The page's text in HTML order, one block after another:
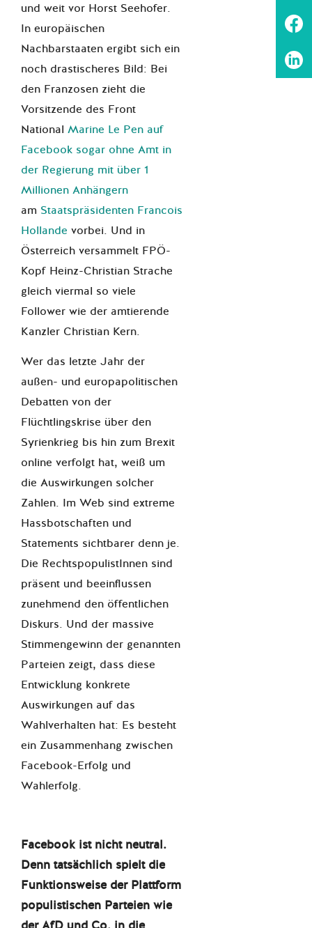
und weit vor Horst Seehofer.
In europäischen
Nachbarstaaten ergibt sich ein
noch drastischeres Bild: Bei
den Franzosen zieht die
Vorsitzende des Front
National Marine Le Pen auf
Facebook sogar ohne Amt in
der Regierung mit über 1
Millionen Anhängern
am Staatspräsidenten Francois
Hollande vorbei. Und in
Österreich versammelt FPÖ-
Kopf Heinz-Christian Strache
gleich viermal so viele
Follower wie der amtierende
Kanzler Christian Kern.
Wer das letzte Jahr der
außen- und europapolitischen
Debatten von der
Flüchtlingskrise über den
Syrienkrieg bis hin zum Brexit
online verfolgt hat, weiß um
die Auswirkungen solcher
Zahlen. Im Web sind extreme
Hassbotschaften und
Statements sichtbarer denn je.
Die RechtspopulistInnen sind
präsent und beeinflussen
zunehmend den öffentlichen
Diskurs. Und der massive
Stimmengewinn der genannten
Parteien zeigt, dass diese
Entwicklung konkrete
Auswirkungen auf das
Wahlverhalten hat: Es besteht
ein Zusammenhang zwischen
Facebook-Erfolg und
Wahlerfolg.
Facebook ist nicht neutral.
Denn tatsächlich spielt die
Funktionsweise der Plattform
populistischen Parteien wie